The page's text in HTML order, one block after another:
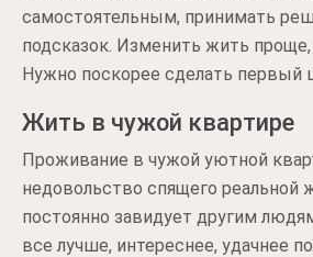
самостоятельным, принимать
подсказок. Изменить жить
Нужно поскорее сделать первый
Жить в чужой квартире
Проживание в чужой уютной
недовольство спящего реальной
постоянно завидует другим
все лучше, интереснее, удачнее